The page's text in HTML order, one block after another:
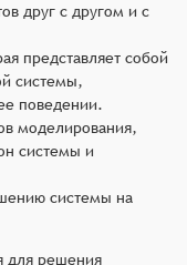
друг с другом и с
представляет собой
системы,
поведении.
моделирования,
системы и
системы на
для решения